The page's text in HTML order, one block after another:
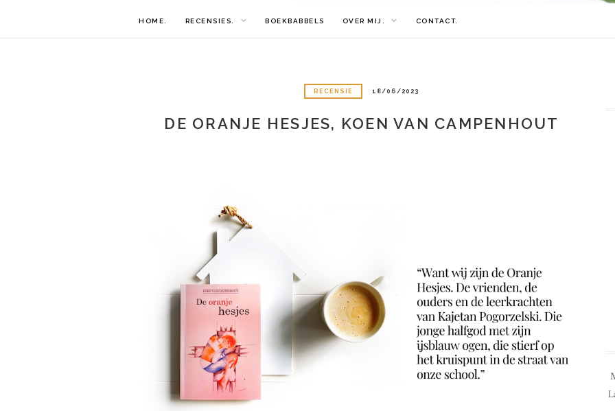
HOME. RECENSIES. BOEKBABBELS OVER MIJ. CONTACT.
RECENSIE 18/06/2023
DE ORANJE HESJES, KOEN VAN CAMPENHOUT